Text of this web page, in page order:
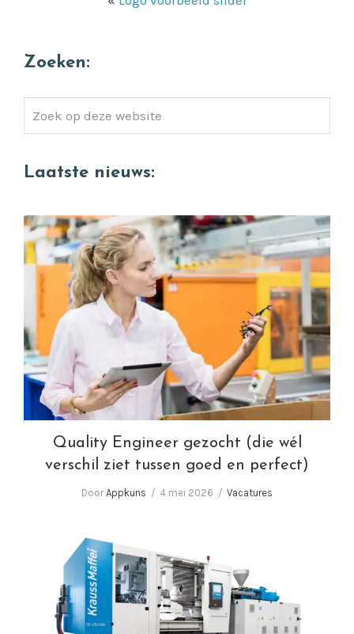
Zoeken:
Zoek
op
website
Laatste nieuws:
Quality Engineer gezocht (die wél verschil
ziet tussen goed en perfect)
Quality Engineer gezocht (die wél
verschil ziet tussen goed en perfect)
DoorAppkuns 4 mei 2026 Vacatures
Wij zoeken Spuitgieters